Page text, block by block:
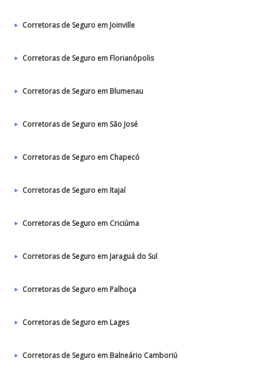
Corretoras de Seguro em Joinville
Corretoras de Seguro em Florianópolis
Corretoras de Seguro em Blumenau
Corretoras de Seguro em São José
Corretoras de Seguro em Chapecó
Corretoras de Seguro em Itajaí
Corretoras de Seguro em Criciúma
Corretoras de Seguro em Jaraguá do Sul
Corretoras de Seguro em Palhoça
Corretoras de Seguro em Lages
Corretoras de Seguro em Balneário Camboriú